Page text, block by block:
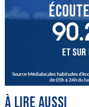
À LIRE AUSSI